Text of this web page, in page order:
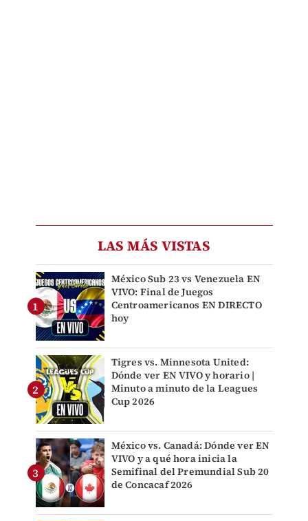
LAS MÁS VISTAS
México Sub 23 vs Venezuela EN
VIVO: Final de Juegos
Centroamericanos EN DIRECTO
hoy
Tigres vs. Minnesota United:
Dónde ver EN VIVO y horario |
Minuto a minuto de la Leagues
Cup 2026
México vs. Canadá: Dónde ver EN
VIVO y a qué hora inicia la
Semifinal del Premundial Sub 20
de Concacaf 2026